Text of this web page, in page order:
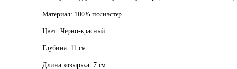
Материал: 100% полиэстер.
Цвет: Черно-красный.
Глубина: 11 см.
Длина козырька: 7 см.